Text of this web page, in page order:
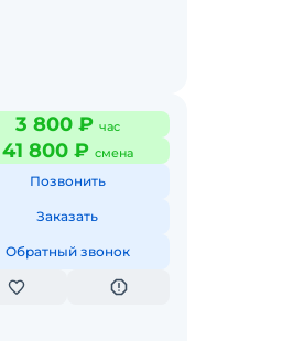
3 800 ₽ час
41 800 ₽ смена
Позвонить
Заказать
Обратный звонок